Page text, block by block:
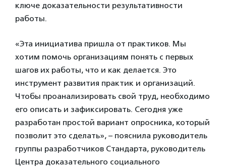
ключе доказательности результативности
работы.
«Эта инициатива пришла от практиков. Мы
хотим помочь организациям понять с первых
шагов их работы, что и как делается. Это
инструмент развития практик и организаций.
Чтобы проанализировать свой труд, необходимо
его описать и зафиксировать. Сегодня уже
разработан простой вариант опросника, который
позволит это сделать», – пояснила руководитель
группы разработчиков Стандарта, руководитель
Центра доказательного социального